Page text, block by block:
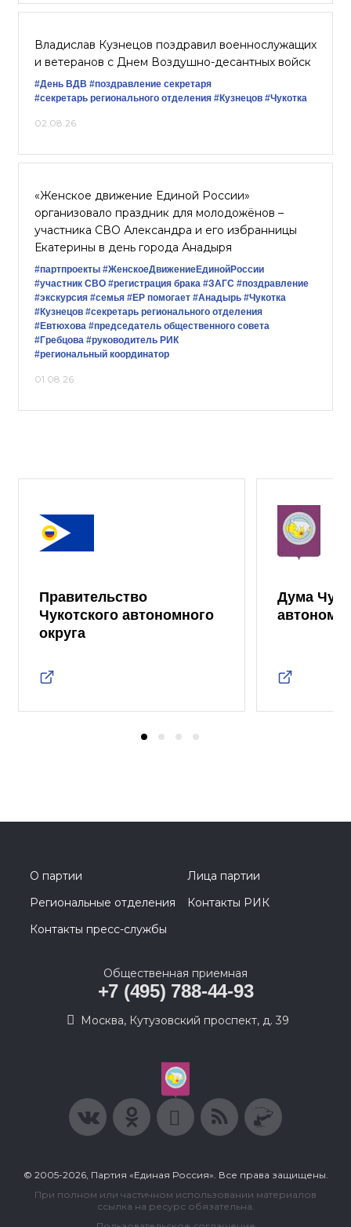
Владислав Кузнецов поздравил военнослужащих
и ветеранов с Днем Воздушно-десантных войск
#День ВДВ #поздравление секретаря
#секретарь регионального отделения #Кузнецов #Чукотка
02.08.26
«Женское движение Единой России»
организовало праздник для молодожёнов –
участника СВО Александра и его избранницы
Екатерины в день города Анадыря
#партпроекты #ЖенскоеДвижениеЕдинойРоссии
#участник СВО #регистрация брака #ЗАГС #поздравление
#экскурсия #семья #ЕР помогает #Анадырь #Чукотка
#Кузнецов #секретарь регионального отделения
#Евтюхова #председатель общественного совета
#Гребцова #руководитель РИК
#региональный координатор
01.08.26
Правительство
Чукотского автономного
округа
Дума
О партии
Лица партии
Региональные отделения
Контакты РИК
Контакты пресс-службы
Общественная приемная
+7 (495) 788-44-93
Москва, Кутузовский проспект, д. 39
© 2005-2026, Партия «Единая Россия». Все права защищены.
При полном или частичном использовании материалов
ссылка на ресурс обязательна.